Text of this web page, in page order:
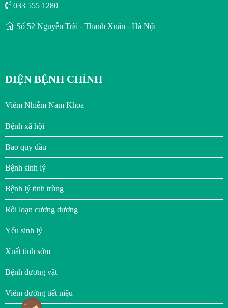
033 555 1280
Số 52 Nguyễn Trãi - Thanh Xuân - Hà Nội
DIỆN BỆNH CHÍNH
Viêm Nhiễm Nam Khoa
Bệnh xã hội
Bao quy đầu
Bệnh sinh lý
Bệnh lý tinh trùng
Rối loạn cương dương
Yếu sinh lý
Xuất tinh sớm
Bệnh dương vật
Viêm đường tiết niệu